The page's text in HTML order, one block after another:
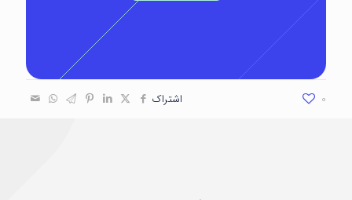
اشتراک 0